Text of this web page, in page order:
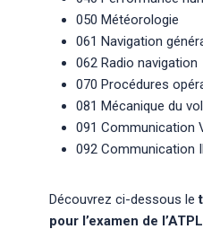
050 Météorologie
061 Navigation
062 Radio navigation
070 Procédures
081 Mécanique du vol
091 Communication
092 Communication
Découvrez ci-dessous le
pour l’examen de